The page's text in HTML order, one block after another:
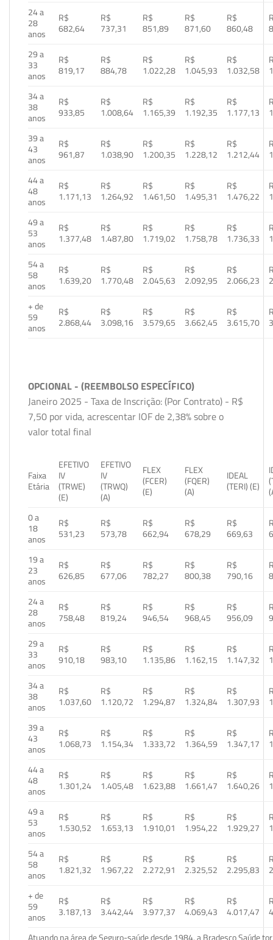
24 a
28
anos
R$
682,64
R$
737,31
R$
851,89
R$
871,60
R$
860,48
29 a
33
anos
R$
819,17
R$
884,78
R$
1.022,28
R$
1.045,93
R$
1.032,58
34 a
38
anos
R$
933,85
R$
1.008,64
R$
1.165,39
R$
1.192,35
R$
1.177,13
39 a
43
anos
R$
961,87
R$
1.038,90
R$
1.200,35
R$
1.228,12
R$
1.212,44
44 a
48
anos
R$
1.171,13
R$
1.264,92
R$
1.461,50
R$
1.495,31
R$
1.476,22
49 a
53
anos
R$
1.377,48
R$
1.487,80
R$
1.719,02
R$
1.758,78
R$
1.736,33
54 a
58
anos
R$
1.639,20
R$
1.770,48
R$
2.045,63
R$
2.092,95
R$
2.066,23
+ de
59
anos
R$
2.868,44
R$
3.098,16
R$
3.579,65
R$
3.662,45
R$
3.615,70
OPCIONAL - (REEMBOLSO ESPECÍFICO)
Janeiro 2025 - Taxa de Inscrição: (Por Contrato) - R$
7,50 por vida, acrescentar IOF de 2,38% sobre o
valor total final
Faixa
Etária
EFETIVO
IV
(TRWE)
(E)
EFETIVO
IV
(TRWQ)
(A)
FLEX
(FCER)
(E)
FLEX
(FQER)
(A)
IDEAL
(TERI) (E)
0 a
18
anos
R$
531,23
R$
573,78
R$
662,94
R$
678,29
R$
669,63
19 a
23
anos
R$
626,85
R$
677,06
R$
782,27
R$
800,38
R$
790,16
24 a
28
anos
R$
758,48
R$
819,24
R$
946,54
R$
968,45
R$
956,09
29 a
33
anos
R$
910,18
R$
983,10
R$
1.135,86
R$
1.162,15
R$
1.147,32
34 a
38
anos
R$
1.037,60
R$
1.120,72
R$
1.294,87
R$
1.324,84
R$
1.307,93
39 a
43
anos
R$
1.068,73
R$
1.154,34
R$
1.333,72
R$
1.364,59
R$
1.347,17
44 a
48
anos
R$
1.301,24
R$
1.405,48
R$
1.623,88
R$
1.661,47
R$
1.640,26
49 a
53
anos
R$
1.530,52
R$
1.653,13
R$
1.910,01
R$
1.954,22
R$
1.929,27
54 a
58
anos
R$
1.821,32
R$
1.967,22
R$
2.272,91
R$
2.325,52
R$
2.295,83
+ de
59
anos
R$
3.187,13
R$
3.442,44
R$
3.977,37
R$
4.069,43
R$
4.017,47